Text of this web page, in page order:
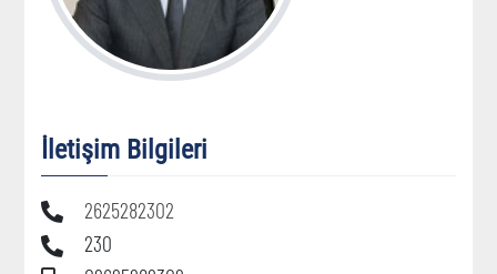
İletişim Bilgileri
2625282302
230